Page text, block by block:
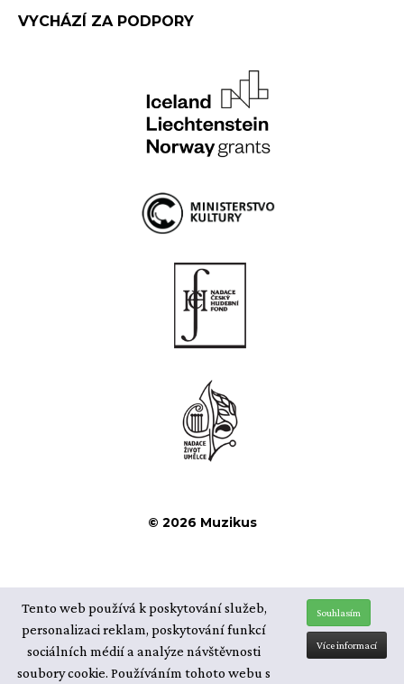
VYCHÁZÍ ZA PODPORY
© 2026 Muzikus
Tento web používá k poskytování služeb,
personalizaci reklam, poskytování funkcí
sociálních médií a analýze návštěvnosti
soubory cookie.Používáním tohoto webu s
Souhlasím
Více informací